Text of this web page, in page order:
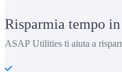
Risparmia tempo
ASAP Utilities ti aiuta a